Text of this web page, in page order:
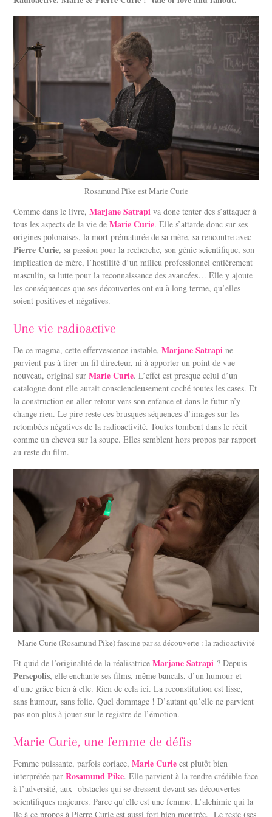
Rosamund Pike est Marie Curie
Comme dans le livre,Marjane Satrapi va donc tenter des s’attaquer à
tous les aspects de la vie deMarie Curie. Elle s’attarde donc sur ses
origines polonaises, la mort prématurée de sa mère, sa rencontre avec
Pierre Curie, sa passion pour la recherche, son génie scientifique, son
implication de mère, l’hostilité d’un milieu professionnel entièrement
masculin, sa lutte pour la reconnaissance des avancées… Elle y ajoute
les conséquences que ses découvertes ont eu à long terme, qu’elles
soient positives et négatives.
Une vie radioactive
De ce magma, cette effervescence instable,Marjane Satrapi ne
parvient pas à tirer un fil directeur, ni à apporter un point de vue
nouveau, original surMarie Curie. L’effet est presque celui d’un
catalogue dont elle aurait consciencieusement coché toutes les cases. Et
la construction en aller-retour vers son enfance et dans le futur n’y
change rien. Le pire reste ces brusques séquences d’images sur les
retombées négatives de la radioactivité. Toutes tombent dans le récit
comme un cheveu sur la soupe. Elles semblent hors propos par rapport
au reste du film.
Marie Curie (Rosamund Pike) fascine par sa découverte : la radioactivité
Et quid de l’originalité de la réalisatriceMarjane Satrapi ? Depuis
Persepolis, elle enchante ses films, même bancals, d’un humour et
d’une grâce bien à elle. Rien de cela ici. La reconstitution est lisse,
sans humour, sans folie. Quel dommage ! D’autant qu’elle ne parvient
pas non plus à jouer sur le registre de l’émotion.
Marie Curie, une femme de défis
Femme puissante, parfois coriace,Marie Curie est plutôt bien
interprétée parRosamund Pike. Elle parvient à la rendre crédible face
à l’adversité, aux obstacles qui se dressent devant ses découvertes
scientifiques majeures. Parce qu’elle est une femme. L’alchimie qui la
lie à ce propos à Pierre Curie est aussi fort bien montrée. Le reste (ses